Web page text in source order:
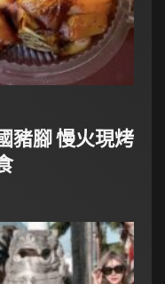
豬腳 慢火現烤